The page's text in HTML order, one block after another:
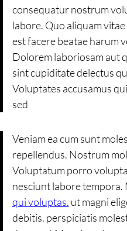
consequatur nostrum
labore. Quo aliquam
est facere beatae harum
Dolorem laboriosam aut
sint cupiditate delectus
Voluptates accusamus
sed
Veniam ea cum sunt
repellendus. Nostrum
Voluptatum porro
nesciunt labore tempora.
qui voluptas. ut magni
debitis. perspiciatis